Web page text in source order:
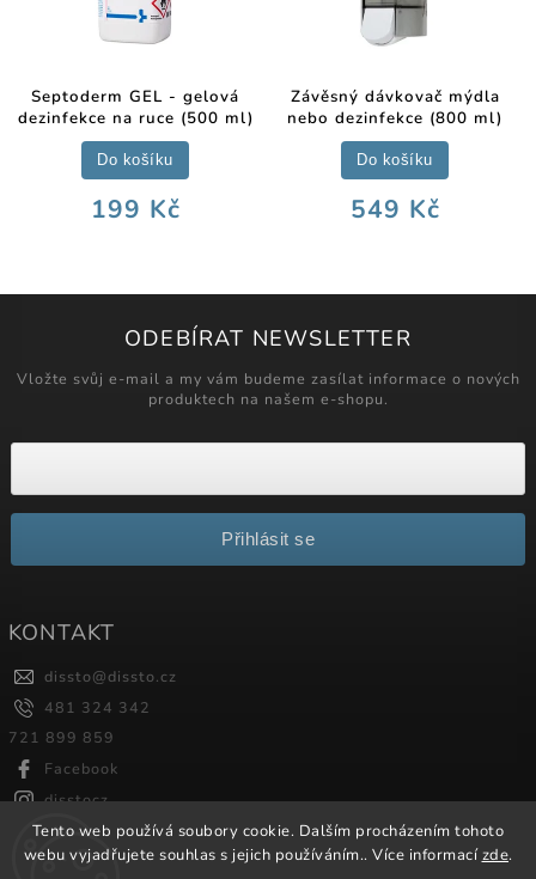
Tento web používá soubory cookie. Dalším procházením tohoto
webu vyjadřujete souhlas s jejich používáním.. Více informacízde.
Septoderm GEL - gelová
dezinfekce na ruce (500 ml)
199 Kč
Do košíku
Závěsný dávkovač mýdla
nebo dezinfekce (800 ml)
549 Kč
Do košíku
ODEBÍRAT NEWSLETTER
Vložte svůj e-mail a my vám budeme zasílat informace o nových
produktech na našem e-shopu.
Přihlásit se
KONTAKT
dissto@dissto.cz
481 324 342
721 899 859
Facebook
disstocz